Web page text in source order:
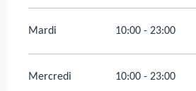
Mardi 10:00 - 23:00
Mercredi 10:00 - 23:00